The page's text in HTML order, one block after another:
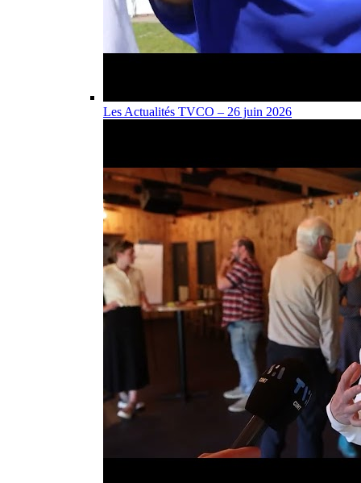
Les Actualités TVCO – 26 juin 2026